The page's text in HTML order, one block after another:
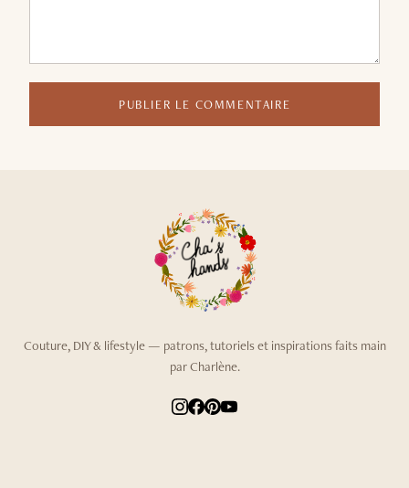
PUBLIER LE COMMENTAIRE
Couture, DIY & lifestyle — patrons, tutoriels et inspirations faits main
par Charlène.